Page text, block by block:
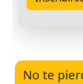
No te